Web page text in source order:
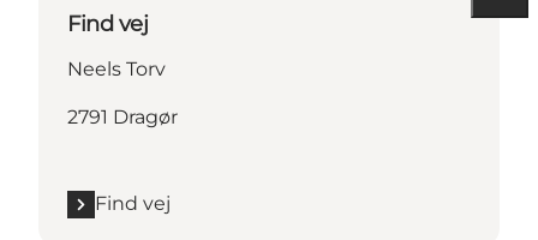
Find vej
Neels Torv
2791 Dragør
Find vej